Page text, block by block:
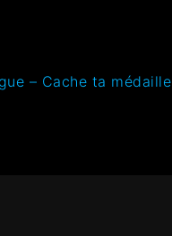
– Cache ta médaille